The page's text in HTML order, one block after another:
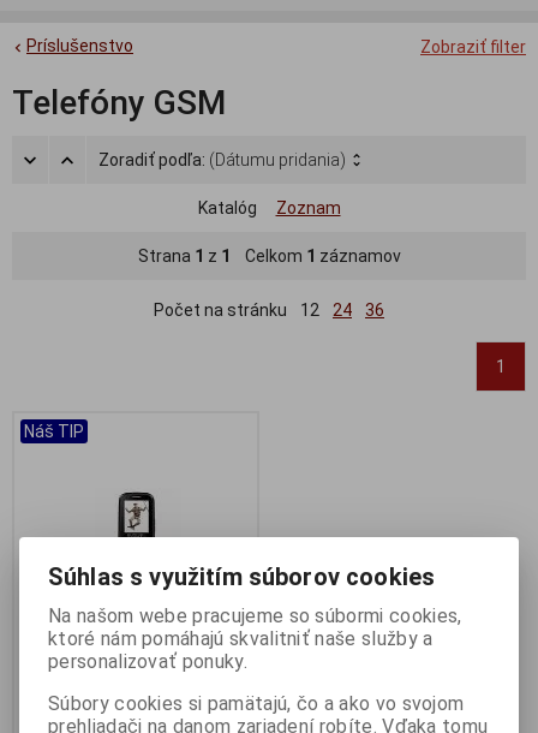
Zobraziť filter
Príslušenstvo
Telefóny GSM
Zoradiť podľa: (Dátumu pridania)
Katalóg Zoznam
Strana 1 z 1 Celkom 1 záznamov
Počet na stránku 12 24 36
1
Náš TIP
EVOLVEO EasyPhone EG -
telefón pre seniorov
Súhlas s využitím súborov cookies
Na našom webe pracujeme so súbormi cookies,
ktoré nám pomáhajú skvalitniť naše služby a
personalizovať ponuky.
Súbory cookies si pamätajú, čo a ako vo svojom
prehliadači na danom zariadení robíte. Vďaka tomu